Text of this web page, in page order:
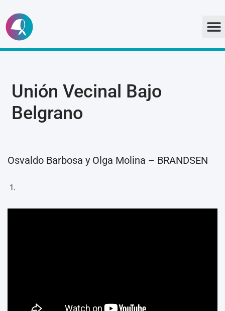
Ir
al
Unión Vecinal Bajo
Belgrano
Osvaldo Barbosa y Olga Molina – BRANDSEN